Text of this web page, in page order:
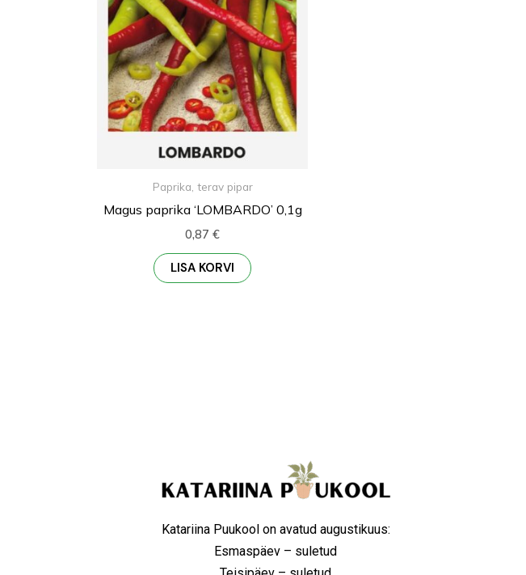
Paprika, terav pipar
Magus paprika ‘LOMBARDO’ 0,1g
0,87 €
LISA KORVI
Katariina Puukool on avatud augustikuus:
Esmaspäev – suletud